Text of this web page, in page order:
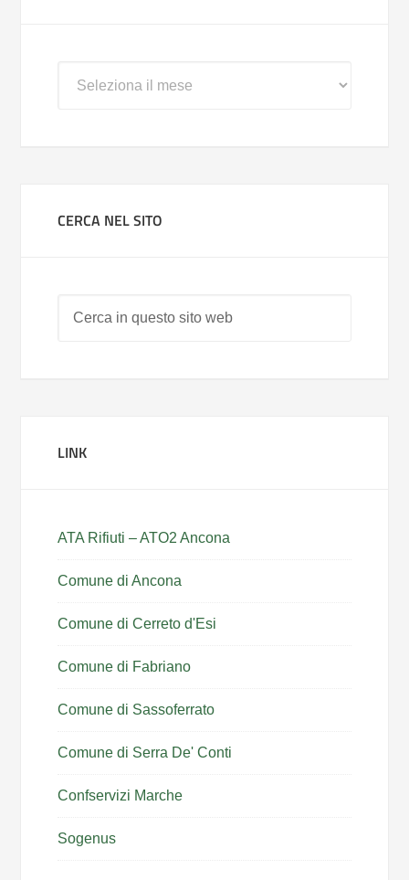
CERCA NEL SITO
LINK
ATA Rifiuti – ATO2 Ancona
Comune di Ancona
Comune di Cerreto d'Esi
Comune di Fabriano
Comune di Sassoferrato
Comune di Serra De' Conti
Confservizi Marche
Sogenus